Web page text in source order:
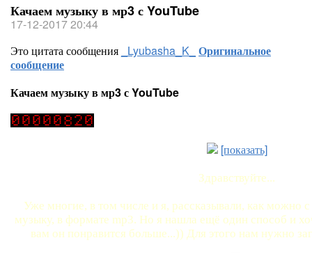
Качаем музыку в мр3 с YouTube
17-12-2017 20:44
Это цитата сообщения
_Lyubasha_K_ Оригинальное
сообщение
Качаем музыку в мр3 с YouTube
[показать]
Здравствуйте...
Уже многие, в том числе и я, рассказывали, как можно с
музыку, в формате mp3. Но я нашла ещё один способ и
вам он понравится больше...)) Для этого нам нужно